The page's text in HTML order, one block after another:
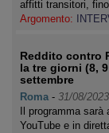
affitti transitori,
Argomento:
Reddito contro
la tre giorni (8,
settembre
Roma - 31/08/2023
Il programma
YouTube e in